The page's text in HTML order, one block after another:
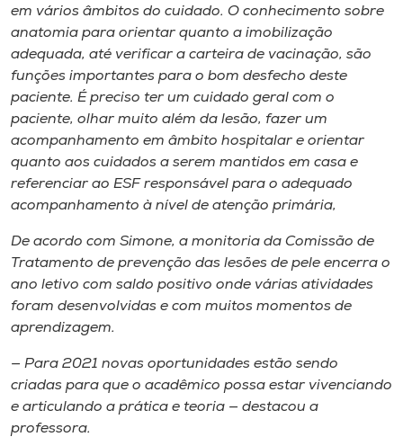
em vários âmbitos do cuidado. O conhecimento sobre
anatomia para orientar quanto a imobilização
adequada, até verificar a carteira de vacinação, são
funções importantes para o bom desfecho deste
paciente. É preciso ter um cuidado geral com o
paciente, olhar muito além da lesão, fazer um
acompanhamento em âmbito hospitalar e orientar
quanto aos cuidados a serem mantidos em casa e
referenciar ao ESF responsável para o adequado
acompanhamento à nível de atenção primária,
De acordo com Simone, a monitoria da Comissão de
Tratamento de prevenção das lesões de pele encerra o
ano letivo com saldo positivo onde várias atividades
foram desenvolvidas e com muitos momentos de
aprendizagem.
— Para 2021 novas oportunidades estão sendo
criadas para que o acadêmico possa estar vivenciando
e articulando a prática e teoria — destacou a
professora.